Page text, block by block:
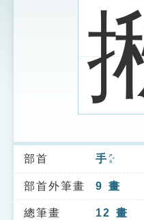
索引選單
知識索引
單字索引
部首 手 ㄕㄡˇ
部首外筆畫 9 畫
總筆畫 12 畫